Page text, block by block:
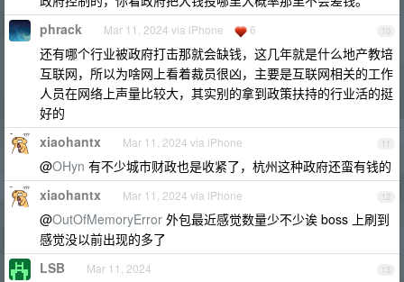
10
phrack Mar 11, 2024 via iPhone 6
还有哪个行业被政府打击那就会缺钱，这几年就是什么地产教培
互联网，所以为啥网上看着裁员很凶，主要是互联网相关的工作
人员在网络上声量比较大，其实别的拿到政策扶持的行业活的挺
好的
11
xiaohantx Mar 11, 2024 via iPhone
@OHyn 有不少城市财政也是收紧了，杭州这种政府还蛮有钱的
12
xiaohantx Mar 11, 2024 via iPhone
@OutOfMemoryError 外包最近感觉数量少不少诶 boss 上刷到
感觉没以前出现的多了
13
LSB Mar 11, 2024